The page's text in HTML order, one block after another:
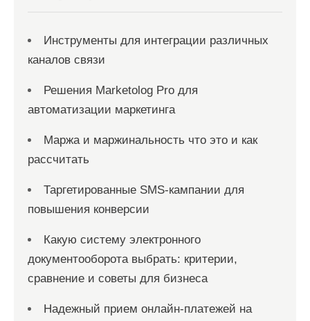
Инструменты для интеграции различных
каналов связи
Решения Marketolog Pro для
автоматизации маркетинга
Маржа и маржинальность что это и как
рассчитать
Таргетированные SMS-кампании для
повышения конверсии
Какую систему электронного
документооборота выбрать: критерии,
сравнение и советы для бизнеса
Надежный прием онлайн-платежей на